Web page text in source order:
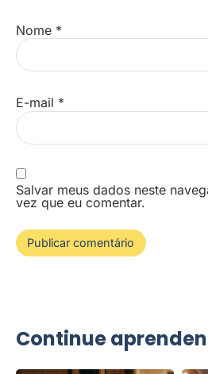
Nome *
E-mail *
Salvar meus dados neste
vez que eu comentar.
Continue